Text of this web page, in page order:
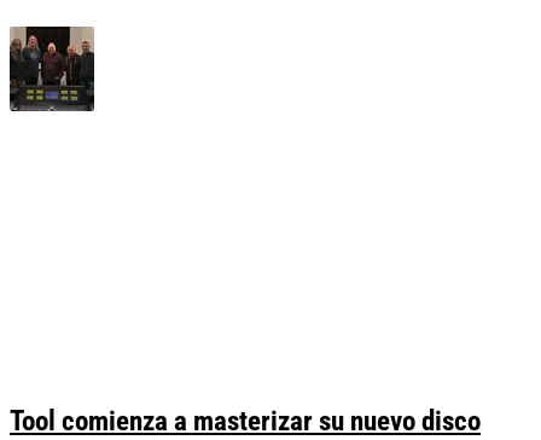
Tool comienza a masterizar su nuevo disco